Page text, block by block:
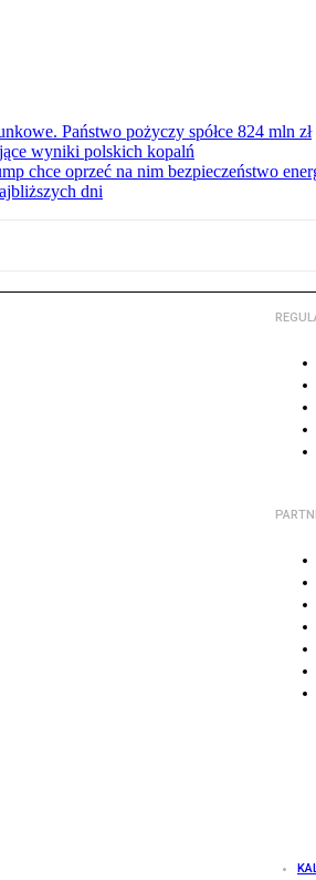
Państwo pożyczy spółce 824 mln zł
wyniki polskich kopalń
chce oprzeć na nim bezpieczeństwo
dni